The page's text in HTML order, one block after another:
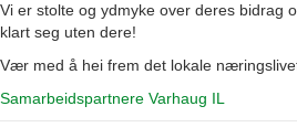
Vi er stolte og ydmyke over deres bidrag
klart seg uten dere!
Vær med å hei frem det lokale
Samarbeidspartnere Varhaug IL